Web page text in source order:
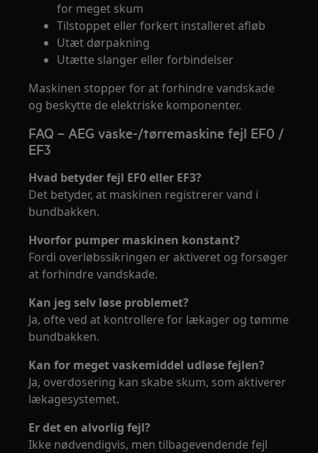
for meget skum
Tilstoppet eller forkert installeret afløb
Utæt dørpakning
Utætte slanger eller forbindelser
Maskinen stopper for at forhindre vandskade
og beskytte de elektriske komponenter.
FAQ – AEG vaske-/tørremaskine fejl EF0 /
EF3
Hvad betyder fejl EF0 eller EF3?
Det betyder, at maskinen registrerer vand i
bundbakken.
Hvorfor pumper maskinen konstant?
Fordi overløbssikringen er aktiveret og forsøger
at forhindre vandskade.
Kan jeg selv løse problemet?
Ja, ofte ved at kontrollere for lækager og tømme
bundbakken.
Kan for meget vaskemiddel udløse fejlen?
Ja, overdosering kan skabe skum, som aktiverer
lækagesystemet.
Er det en alvorlig fejl?
Ikke nødvendigvis, men tilbagevendende fejl